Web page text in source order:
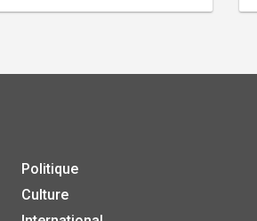
Politique
Culture